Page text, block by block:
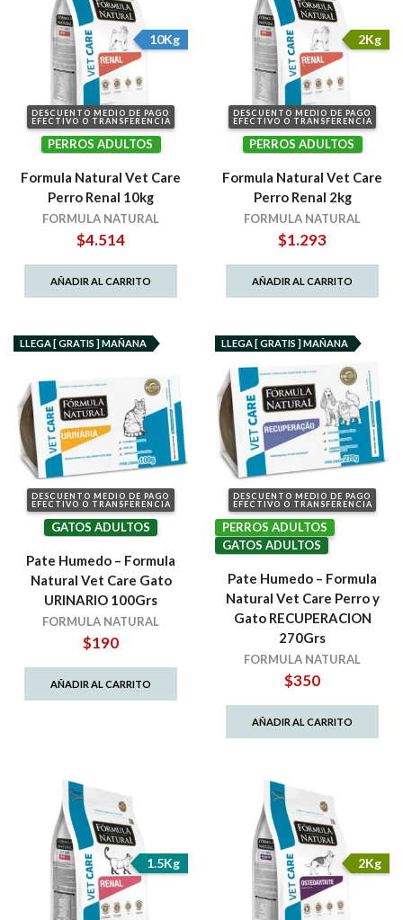
DESCUENTO MEDIO DE PAGO
EFECTIVO O TRANSFERENCIA
10Kg
PERROS ADULTOS
Formula Natural Vet Care
Perro Renal 10kg
FORMULA NATURAL
$4.514
AÑADIR AL CARRITO
DESCUENTO MEDIO DE PAGO
EFECTIVO O TRANSFERENCIA
2Kg
PERROS ADULTOS
Formula Natural Vet Care
Perro Renal 2kg
FORMULA NATURAL
$1.293
AÑADIR AL CARRITO
DESCUENTO MEDIO DE PAGO
EFECTIVO O TRANSFERENCIA
LLEGA [ GRATIS ] MAÑANA
GATOS ADULTOS
Pate Humedo – Formula
Natural Vet Care Gato
URINARIO 100Grs
FORMULA NATURAL
$190
AÑADIR AL CARRITO
DESCUENTO MEDIO DE PAGO
EFECTIVO O TRANSFERENCIA
LLEGA [ GRATIS ] MAÑANA
PERROS ADULTOS
GATOS ADULTOS
Pate Humedo – Formula
Natural Vet Care Perro y
Gato RECUPERACION
270Grs
FORMULA NATURAL
$350
AÑADIR AL CARRITO
1.5Kg 2Kg